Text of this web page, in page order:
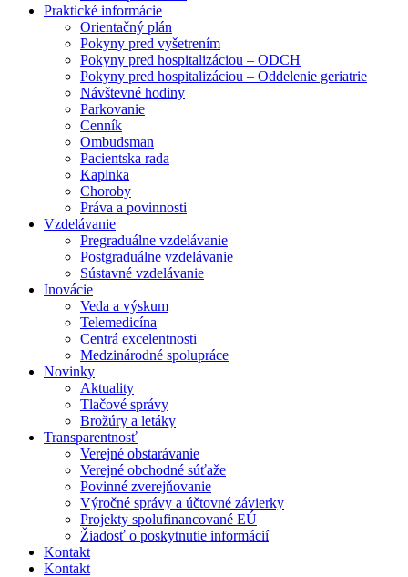
Praktické informácie
Orientačný plán
Pokyny pred vyšetrením
Pokyny pred hospitalizáciou – ODCH
Pokyny pred hospitalizáciou – Oddelenie geriatrie
Návštevné hodiny
Parkovanie
Cenník
Ombudsman
Pacientska rada
Kaplnka
Choroby
Práva a povinnosti
Vzdelávanie
Pregraduálne vzdelávanie
Postgraduálne vzdelávanie
Sústavné vzdelávanie
Inovácie
Veda a výskum
Telemedicína
Centrá excelentnosti
Medzinárodné spolupráce
Novinky
Aktuality
Tlačové správy
Brožúry a letáky
Transparentnosť
Verejné obstarávanie
Verejné obchodné súťaže
Povinné zverejňovanie
Výročné správy a účtovné závierky
Projekty spolufinancované EÚ
Žiadosť o poskytnutie informácií
Kontakt
Kontakt